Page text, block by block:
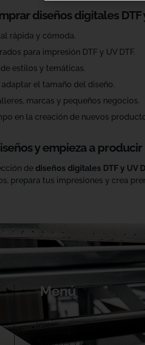
diseños digitales DTF
rápida y cómoda.
para impresión DTF y UV DTF.
estilos y temáticas.
el tamaño del diseño.
marcas y pequeños negocios.
en la creación de nuevos
y empieza a producir
de diseños digitales DTF y UV
prepara tus impresiones y crea
Menú
Inicio